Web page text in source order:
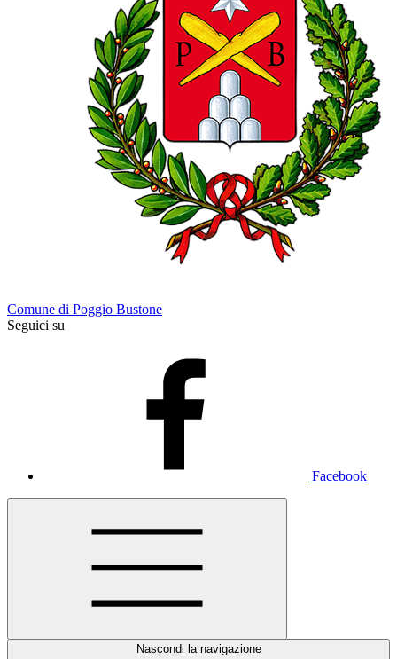
Comune di Poggio Bustone
Seguici su
Facebook
Nascondi la navigazione